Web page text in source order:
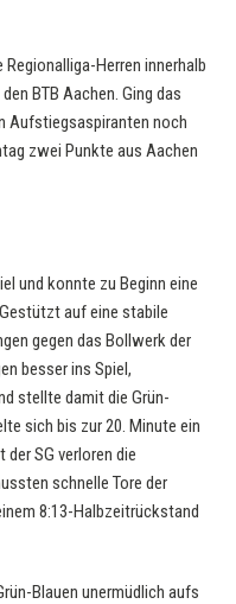
Herren innerhalb
BTB Aachen. Ging das
Aufstiegsaspiranten noch
zwei Punkte aus Aachen
und konnte zu Beginn eine
auf eine stabile
gegen das Bollwerk der
besser ins Spiel,
stellte damit die Grün-
sich bis zur 20. Minute ein
SG verloren die
schnelle Tore der
8:13-Halbzeitrückstand
Blauen unermüdlich aufs